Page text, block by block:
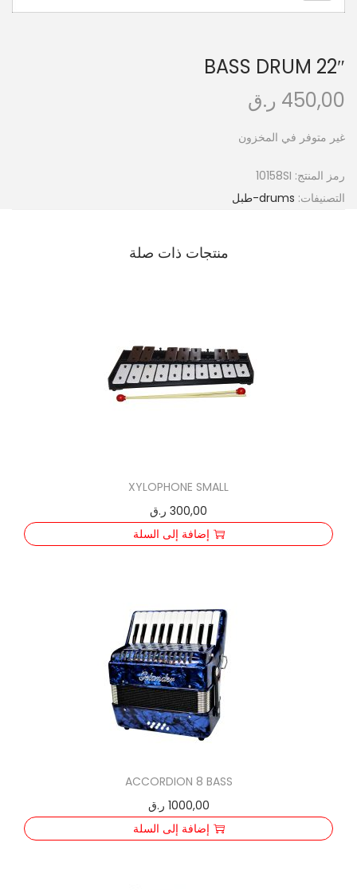
BASS DRUM 22″
450,00 ر.ق
غير متوفر في المخزون
رمز المنتج: 10158SI
التصنيفات: drums-طبل
منتجات ذات صلة
XYLOPHONE SMALL
300,00 ر.ق
إضافة إلى السلة
ACCORDION 8 BASS
1000,00 ر.ق
إضافة إلى السلة